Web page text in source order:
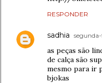
RESPONDER
sadhia
as peças são
de calça são
mesmo para ir
bjokas